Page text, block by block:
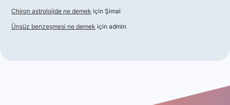
Chiron astrolojide ne demek için Şimal
Ünsüz benzeşmesi ne demek için admin